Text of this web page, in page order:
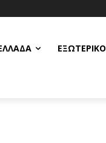
ΕΞΩΤΕΡΙΚΌ